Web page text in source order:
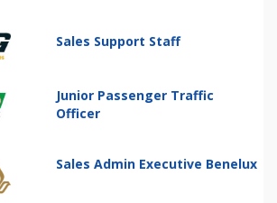
Sales Support Staff
Junior Passenger Traffic
Officer
Sales Admin Executive Benelux